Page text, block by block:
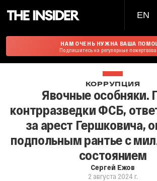
EN
НАМ ОЧЕНЬ НУЖНА ВАША
Подпишитесь на регулярные
КОРРУПЦИЯ
Явочные особняки.
контрразведки ФСБ,
за арест Гершковича,
подпольным рантье с
состоянием
Сергей Ежов
2 августа 2024 г.